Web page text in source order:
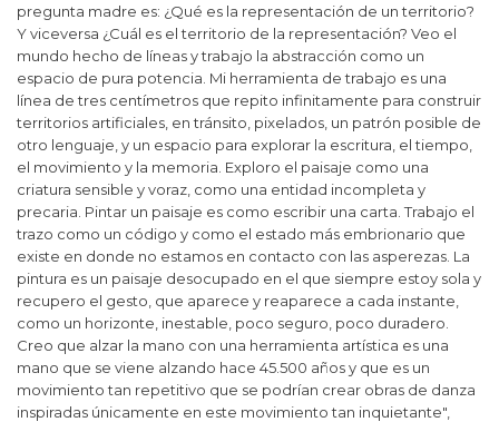
pregunta madre es: ¿Qué es la representación de un territorio?
Y viceversa ¿Cuál es el territorio de la representación? Veo el
mundo hecho de líneas y trabajo la abstracción como un
espacio de pura potencia. Mi herramienta de trabajo es una
línea de tres centímetros que repito infinitamente para construir
territorios artificiales, en tránsito, pixelados, un patrón posible de
otro lenguaje, y un espacio para explorar la escritura, el tiempo,
el movimiento y la memoria. Exploro el paisaje como una
criatura sensible y voraz, como una entidad incompleta y
precaria. Pintar un paisaje es como escribir una carta. Trabajo el
trazo como un código y como el estado más embrionario que
existe en donde no estamos en contacto con las asperezas. La
pintura es un paisaje desocupado en el que siempre estoy sola y
recupero el gesto, que aparece y reaparece a cada instante,
como un horizonte, inestable, poco seguro, poco duradero.
Creo que alzar la mano con una herramienta artística es una
mano que se viene alzando hace 45.500 años y que es un
movimiento tan repetitivo que se podrían crear obras de danza
inspiradas únicamente en este movimiento tan inquietante",